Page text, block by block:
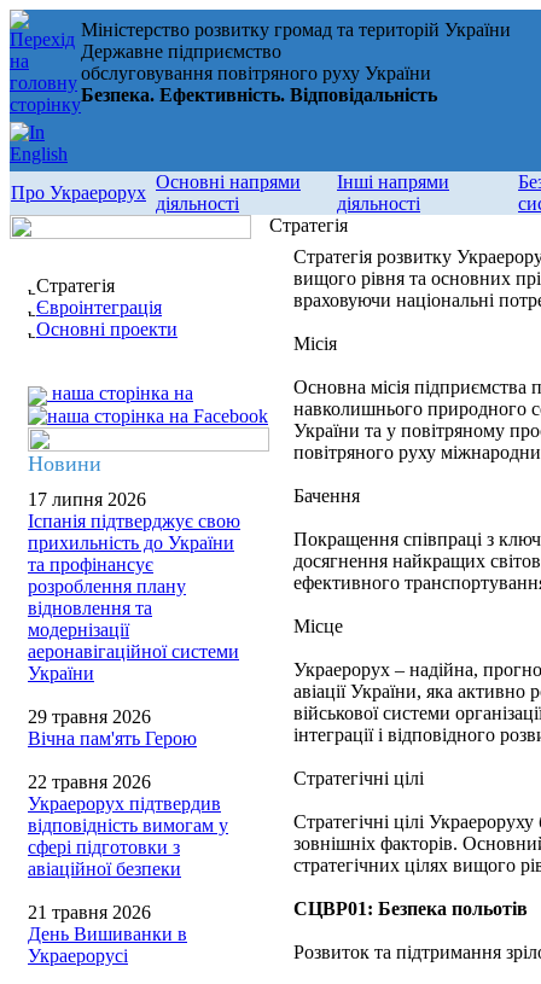
Міністерство розвитку громад та територій України
Державне підприємство
обслуговування повітряного руху України
Безпека. Ефективність. Відповідальність
Про Украерорух
Основні напрями
діяльності
Інші напрями
діяльності
Стратегія
Євроінтеграція
Основні проекти
наша сторінка на
Новини
17 липня 2026
Іспанія підтверджує свою
прихильність до України
та профінансує
розроблення плану
відновлення та
модернізації
аеронавігаційної системи
України
29 травня 2026
Вічна пам'ять Герою
22 травня 2026
Украерорух підтвердив
відповідність вимогам у
сфері підготовки з
авіаційної безпеки
21 травня 2026
День Вишиванки в
Украерорусі
Стратегія
Стратегія розвитку
вищого рівня та основних
враховуючи національні
Місія
Основна місія підприємства
навколишнього природного
України та у повітряному
повітряного руху
Бачення
Покращення співпраці з
досягнення найкращих
ефективного
Місце
Украерорух – надійна,
авіації України, яка
військової системи
інтеграції і відповідного
Стратегічні цілі
Стратегічні цілі
зовнішніх факторів.
стратегічних цілях вищого
СЦВР01: Безпека польотів
Розвиток та підтримання